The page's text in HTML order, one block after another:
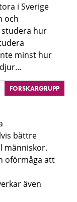
i Sverige
och
studera hur
minst hur
FORSKARGRUPP
bättre
människor.
oförmåga att
även